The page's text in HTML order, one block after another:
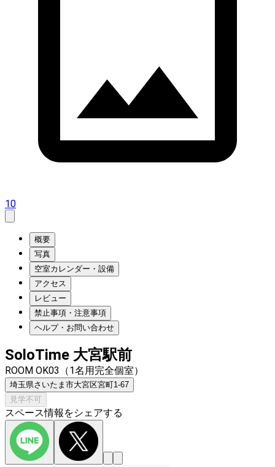
10
概要
写真
空室カレンダー・設備
アクセス
レビュー
禁止事項・注意事項
ヘルプ・お問い合わせ
SoloTime 大宮駅前
ROOM OK03（1名用完全個室）
埼玉県さいたま市大宮区宮町1-67
見学不可
スペース情報をシェアする